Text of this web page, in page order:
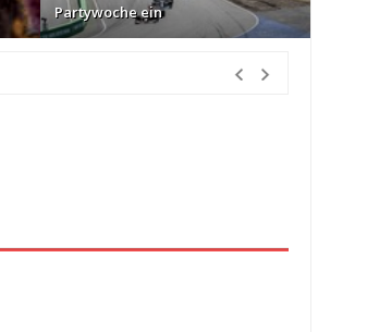
Partywoche ein